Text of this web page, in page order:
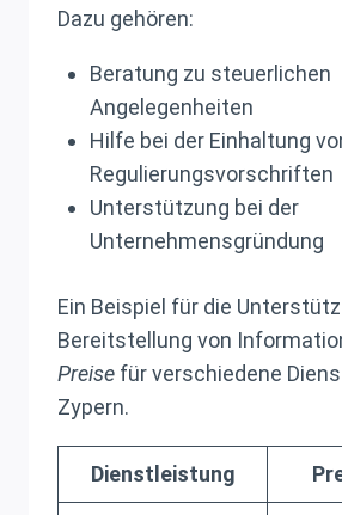
Dazu gehören:
Beratung zu steuerlichen
Angelegenheiten
Hilfe bei der Einhaltung
Regulierungsvorschriften
Unterstützung bei der
Unternehmensgründung
Ein Beispiel für die
Bereitstellung von
Preise für verschiedene
Zypern.
Dienstleistung